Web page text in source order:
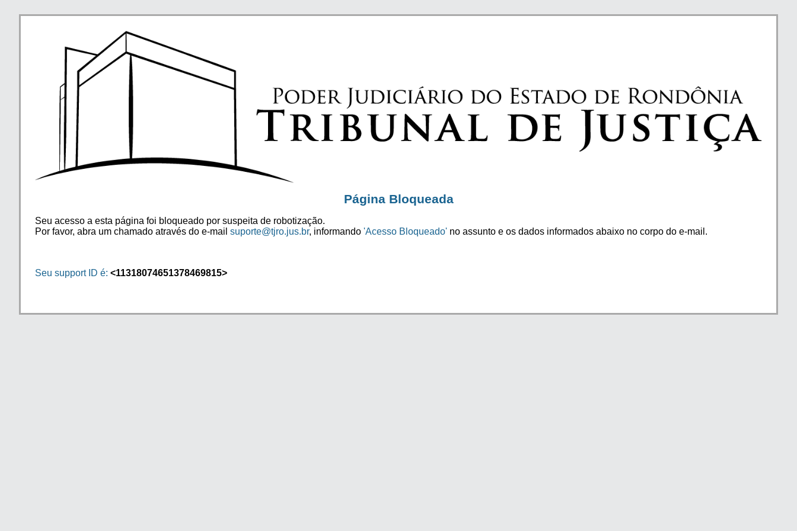
Página Bloqueada
Seu acesso a esta página foi bloqueado por suspeita de robotização.
Por favor, abra um chamado através do e-mail suporte@tjro.jus.br, informando 'Acesso Bloqueado' no assunto e os dados informados abaixo no corpo do e-mail.
Seu support ID é: <11318074651378469815>